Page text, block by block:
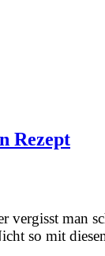
Rezept
vergisst man
so mit